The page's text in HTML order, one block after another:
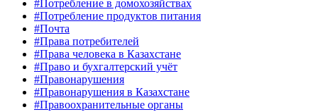
#Потребление в домохозяйствах
#Потребление продуктов питания
#Почта
#Права потребителей
#Права человека в Казахстане
#Право и бухгалтерский учёт
#Правонарушения
#Правонарушения в Казахстане
#Правоохранительные органы